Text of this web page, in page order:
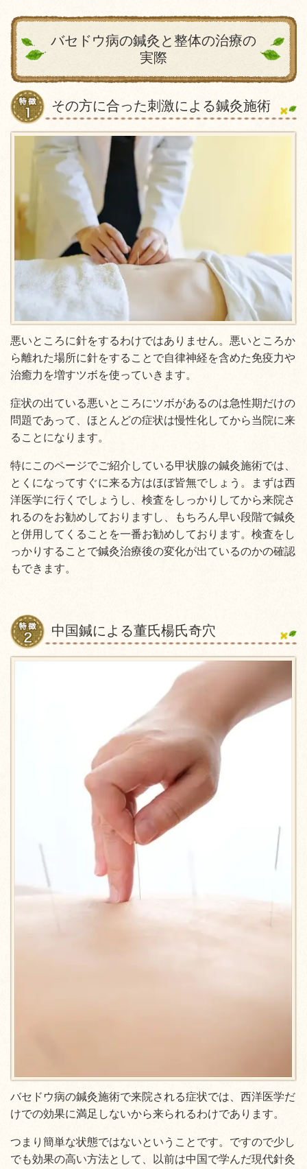
バセドウ病の鍼灸と整体の治療の
実際
その方に合った刺激による鍼灸施術
悪いところに針をするわけではありません。悪いところか
ら離れた場所に針をすることで自律神経を含めた免疫力や
治癒力を増すツボを使っていきます。
症状の出ている悪いところにツボがあるのは急性期だけの
問題であって、ほとんどの症状は慢性化してから当院に来
ることになります。
特にこのページでご紹介している甲状腺の鍼灸施術では、
とくになってすぐに来る方はほぼ皆無でしょう。まずは西
洋医学に行くでしょうし、検査をしっかりしてから来院さ
れるのをお勧めしておりますし、もちろん早い段階で鍼灸
と併用してくることを一番お勧めしております。検査をし
っかりすることで鍼灸治療後の変化が出ているのかの確認
もできます。
中国鍼による董氏楊氏奇穴
バセドウ病の鍼灸施術で来院される症状では、西洋医学だ
けでの効果に満足しないから来られるわけであります。
つまり簡単な状態ではないということです。ですので少し
でも効果の高い方法として、以前は中国で学んだ現代針灸